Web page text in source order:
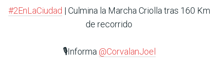
#2EnLaCiudad | Culmina la Marcha Criolla tras 160 Km
de recorrido
🎙️Informa @CorvalanJoel